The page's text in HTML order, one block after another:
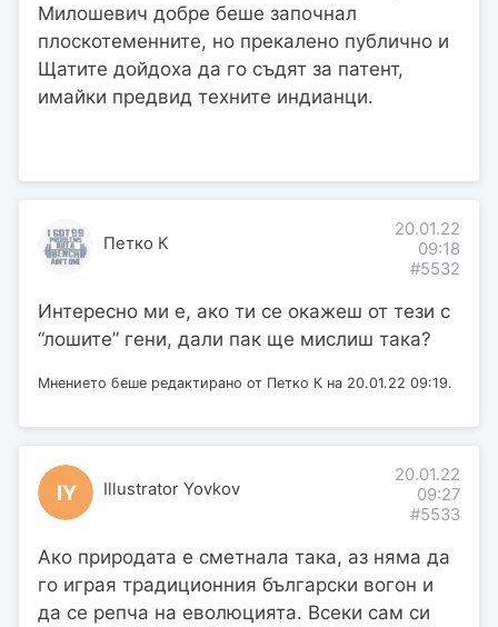
Милошевич добре беше започнал
плоскотеменните, но прекалено публично и
Щатите дойдоха да го съдят за патент,
имайки предвид техните индианци.
Петко К
20.01.22
09:18
#5532
Интересно ми е, ако ти се окажеш от тези с
“лошите” гени, дали пак ще мислиш така?
Мнението беше редактирано от Петко К на 20.01.22 09:19.
IY Illustrator Yovkov
20.01.22
09:27
#5533
Ако природата е сметнала така, аз няма да
го играя традиционния български вогон и
да се репча на еволюцията. Всеки сам си